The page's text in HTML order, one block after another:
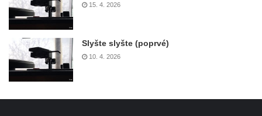
15. 4. 2026
Slyšte slyšte (poprvé)
10. 4. 2026